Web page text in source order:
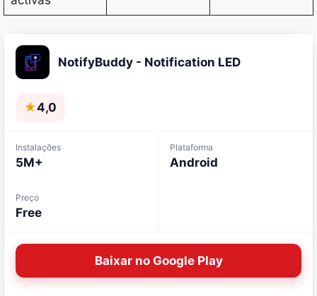
NotifyBuddy - Notification LED
★4,0
Instalações
5M+
Plataforma
Android
Preço
Free
Baixar no Google Play